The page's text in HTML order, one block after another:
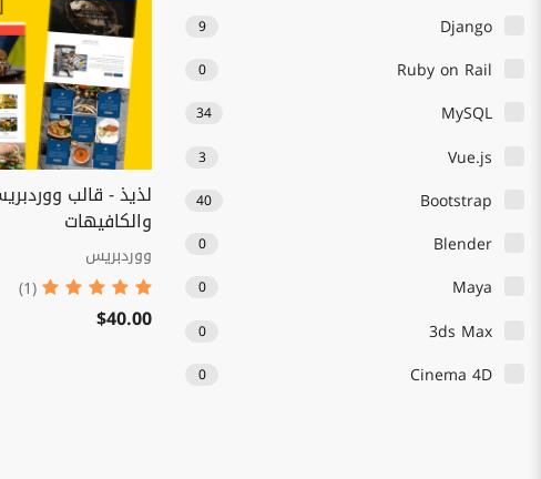
Django
9
Ruby on Rail
0
MySQL
34
Vue.js
3
Bootstrap
40
Blender
0
Maya
0
3ds Max
0
Cinema 4D
0
لذيذ - قالب
والكافيهات
ووردبريس
(1)
$40.00